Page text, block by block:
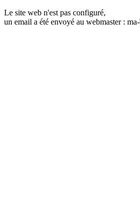
Le site web n'est pas configuré,
un email a été envoyé au webmaster :